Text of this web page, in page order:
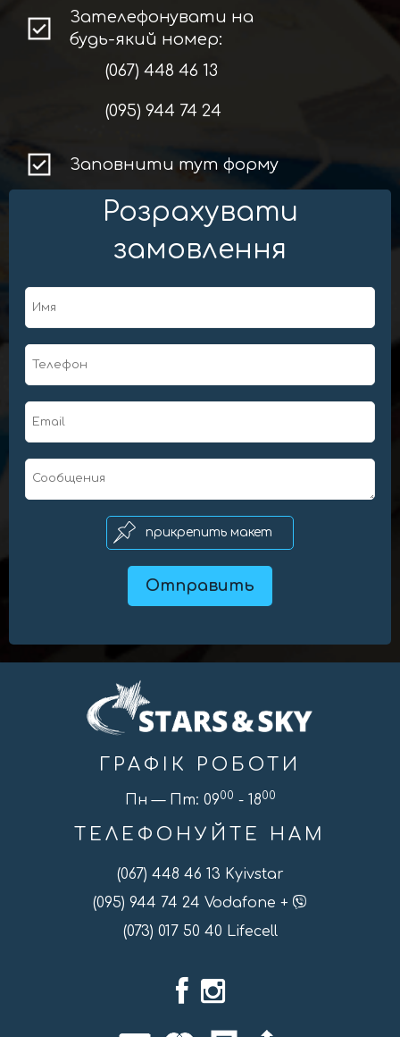
Зателефонувати на
будь-який номер:
(067) 448 46 13
(095) 944 74 24
Заповнити тут форму
Розрахувати
замовлення
ГРАФІК РОБОТИ
Пн — Пт: 0900 - 1800
ТЕЛЕФОНУЙТЕ НАМ
(067) 448 46 13 Kyivstar
(095) 944 74 24 Vodafone +
(073) 017 50 40 Lifecell